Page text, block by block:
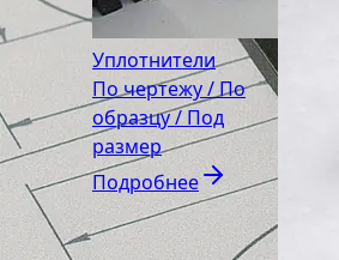
Уплотнители
По чертежу / По
образцу / Под
размер
Подробнее